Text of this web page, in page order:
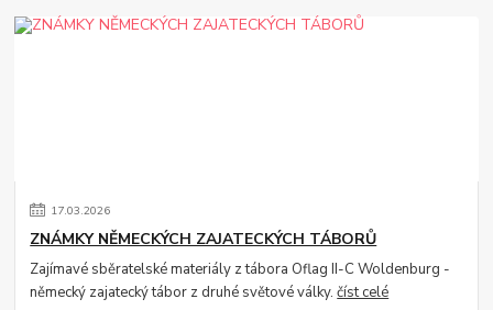
17.03.2026
ZNÁMKY NĚMECKÝCH ZAJATECKÝCH TÁBORŮ
Zajímavé sběratelské materiály z tábora Oflag II-C Woldenburg -
německý zajatecký tábor z druhé světové války.číst celé